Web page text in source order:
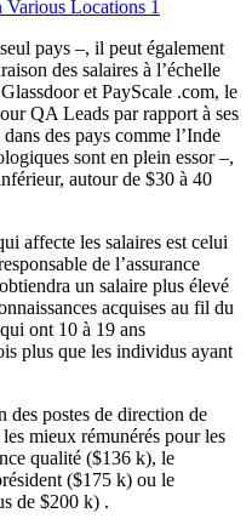
pays –, il peut également
des salaires à l’échelle
et PayScale .com, le
QA Leads par rapport à ses
des pays comme l’Inde
sont en plein essor –,
autour de $30 à 40
affecte les salaires est celui
de l’assurance
un salaire plus élevé
acquises au fil du
ont 10 à 19 ans
plus que les individus ayant
des postes de direction de
mieux rémunérés pour les
qualité ($136 k), le
($175 k) ou le
de $200 k) .